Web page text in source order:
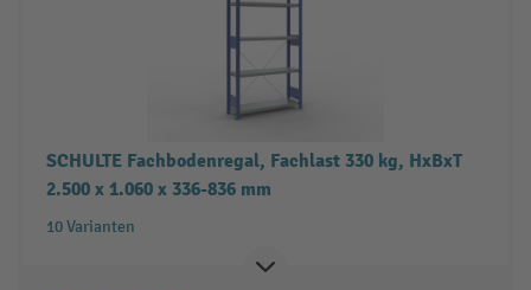
SCHULTE Fachbodenregal, Fachlast 330 kg, HxBxT
2.500 x 1.060 x 336-836 mm
10 Varianten